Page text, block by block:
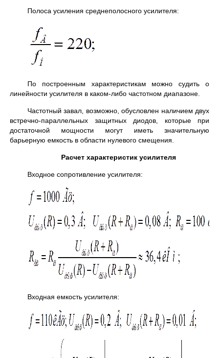
Полоса усиления среднеполосного усилителя:
По построенным характеристикам можно судить о
линейности усилителя в каком-либо частотном диапазоне.
Частотный завал, возможно, обусловлен наличием двух
встречно-параллельных защитных диодов, которые при
достаточной мощности могут иметь значительную
барьерную емкость в области нулевого смещения.
Расчет характеристик усилителя
Входное сопротивление усилителя:
Входная емкость усилителя: